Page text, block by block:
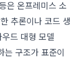
은 온프레미스 소
추론이나 코드 생
드 대형 모델
구조가 표준이